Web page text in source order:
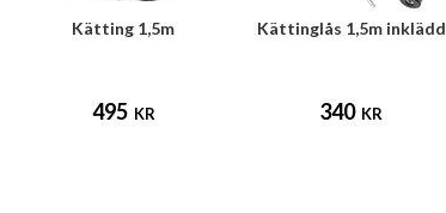
Kätting 1,5m
495 KR
Kättinglås 1,5m inklädd
340 KR